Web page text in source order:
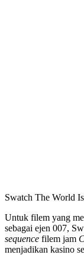
Swatch The World
Untuk filem yang
sebagai ejen 007,
sequence filem jam
menjadikan kasino